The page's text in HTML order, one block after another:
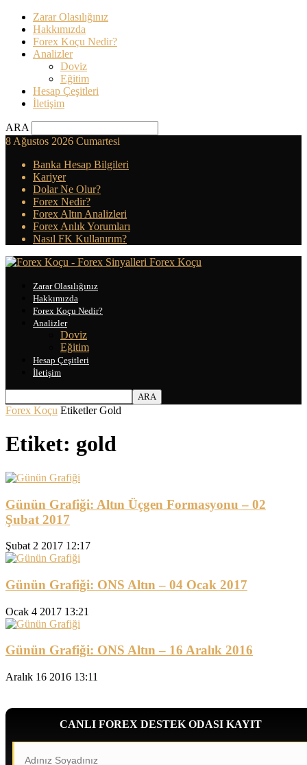
Zarar Olasılığınız
Hakkımızda
Forex Koçu Nedir?
Analizler
Doviz
Eğitim
Hesap Çeşitleri
İletişim
ARA
8 Ağustos 2026 Cumartesi
Banka Hesap Bilgileri
Kariyer
Dolar Ne Olur?
Forex Nedir?
Forex Altın Analizleri
Forex Anlık Yorumları
Nasıl FK Kullanırım?
Forex Koçu
Zarar Olasılığınız
Hakkımızda
Forex Koçu Nedir?
Analizler
Doviz
Eğitim
Hesap Çeşitleri
İletişim
Forex Koçu Etiketler Gold
Etiket: gold
Günün Grafiği: Altın Üçgen Formasyonu – 02
Şubat 2017
Şubat 2 2017 12:17
Günün Grafiği: ONS Altın – 04 Ocak 2017
Ocak 4 2017 13:21
Günün Grafiği: ONS Altın – 16 Aralık 2016
Aralık 16 2016 13:11
CANLI FOREX DESTEK ODASI KAYIT